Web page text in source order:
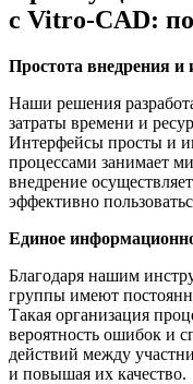
с Vitro-CAD:
Простота внедрения и
Наши решения
затраты времени и
Интерфейсы просты и
процессами занимает
внедрение
эффективно
Единое
Благодаря нашим
группы имеют
Такая организация
вероятность ошибок и
действий между
и повышая их качество.